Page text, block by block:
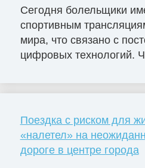
Сегодня болельщики
спортивным
мира, что связано с
цифровых технологий.
Поездка с риском для
«налетел» на
дороге в центре города